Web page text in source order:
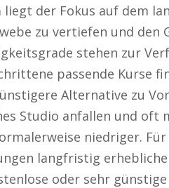
liegt der Fokus auf dem
zu vertiefen und den
stehen zur
passende Kurse
Alternative zu
Studio anfallen und oft
niedriger.
langfristig
oder sehr